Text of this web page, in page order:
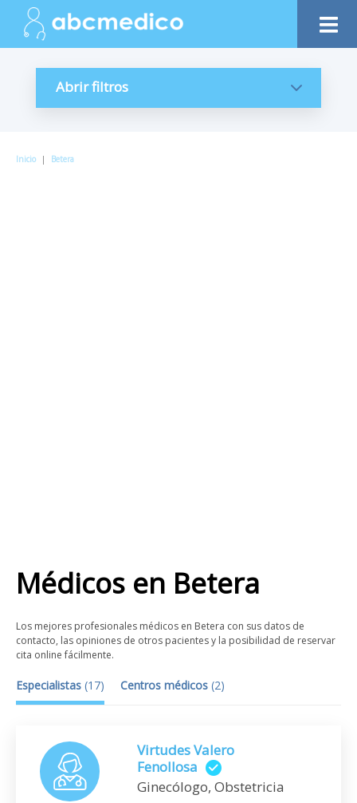
Abrir filtros
Inicio | Betera
Médicos en Betera
Los mejores profesionales médicos en Betera con sus datos de
contacto, las opiniones de otros pacientes y la posibilidad de reservar
cita online fácilmente.
Especialistas (17) Centros médicos (2)
Virtudes Valero
Fenollosa
Ginecólogo, Obstetricia